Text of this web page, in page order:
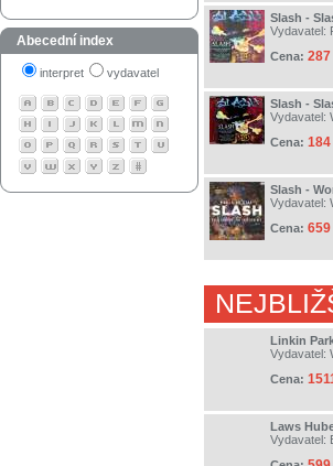
Abecední index
interpret vydavatel
Slash -
Vydavatel:
Cena:
Slash -
Vydavatel:
Cena:
Slash -
Vydavatel:
Cena:
Linkin
Vydavatel:
Cena:
Laws
Vydavatel: